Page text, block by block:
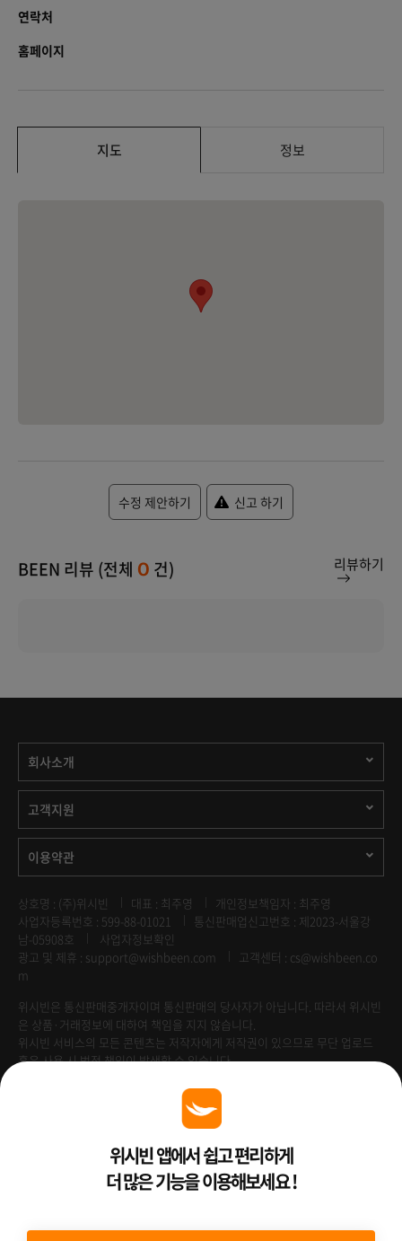
연락처
홈페이지
지도 정보
수정 제안하기 신고 하기
BEEN 리뷰 (전체 0 건) 리뷰하기
회사소개
고객지원
이용약관
상호명 : (주)위시빈 대표 : 최주영
개인정보책임자 : 최주영
사업자등록번호 : 599-88-01021
통신판매업신고번호 : 제2023-서울강
남-05908호
사업자정보확인
광고 및 제휴 : support@wishbeen.com
고객센터 : cs@wishbeen.co
m
위시빈은 통신판매중개자이며 통신판매의 당사자가 아닙니다. 따라서 위시빈
은 상품·거래정보에 대하여 책임을 지지 않습니다.
위시빈 서비스의 모든 콘텐츠는 저작자에게 저작권이 있으므로 무단 업로드
혹은 사용 시 법적 책임이 발생할 수 있습니다.
Venture Enterprise위시빈 앱에서 쉽고 편리하게
더 많은 기능을 이용해보세요 !